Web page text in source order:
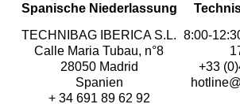
Spanische Niederlassung
TECHNIBAG IBERICA S.L.
Calle Maria Tubau, n°8
28050 Madrid
Spanien
+ 34 691 89 62 92
8:00-
+33